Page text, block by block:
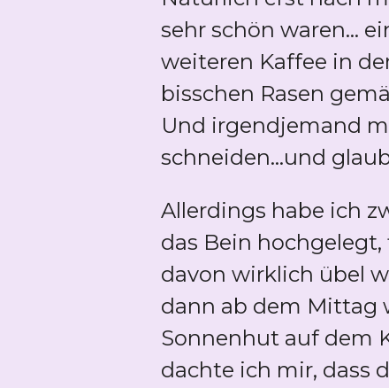
sehr schön waren...
weiteren Kaffee in
bisschen Rasen
Und irgendjemand
schneiden...und
Allerdings habe ich
das Bein
davon wirklich übel
dann ab dem Mittag
Sonnenhut auf dem
dachte ich mir, dass